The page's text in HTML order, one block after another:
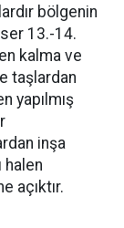
bölgenin
13.-14.
kalma ve
taşlardan
yapılmış
inşa
açıktır.